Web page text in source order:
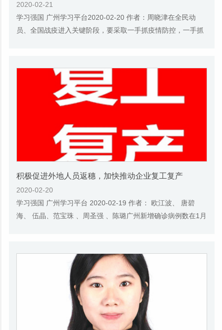
2020-02-21
学习强国 广州学习平台2020-02-20 作者：周晓津在全民动
员、全国战疫进入关键阶段，要采取一手抓疫情防控，一手抓
​积极促进外地人员返穗，加快推动企业复工复产
2020-02-20
学习强国 广州学习平台 2020-02-19 作者： 欧江波、 唐碧
海、 伍晶、范宝珠 、周圣强 、陈璐广州新增确诊病例数在1月